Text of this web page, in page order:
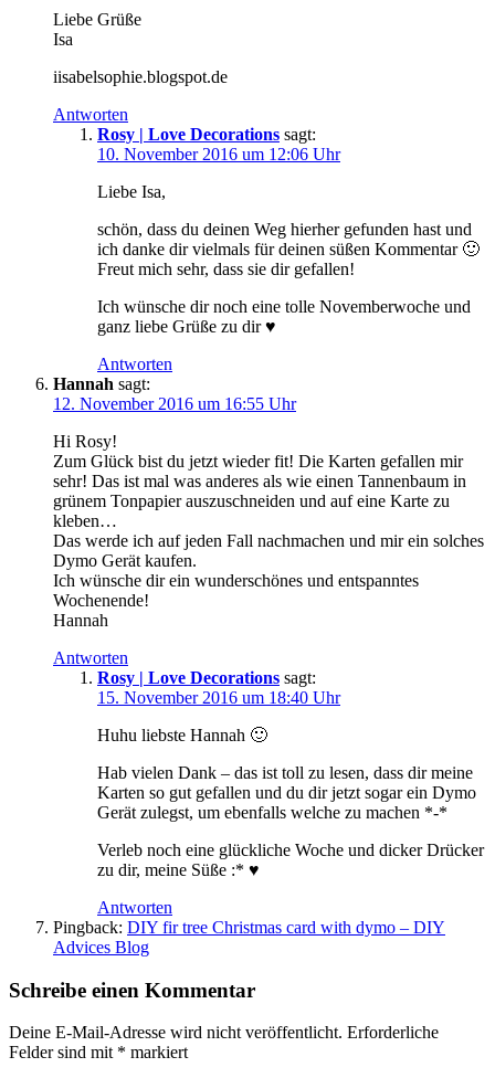
Liebe Grüße
Isa
iisabelsophie.blogspot.de
Antworten
Rosy | Love Decorations sagt:
10. November 2016 um 12:06 Uhr
Liebe Isa,
schön, dass du deinen Weg hierher gefunden hast und
ich danke dir vielmals für deinen süßen Kommentar 🙂
Freut mich sehr, dass sie dir gefallen!
Ich wünsche dir noch eine tolle Novemberwoche und
ganz liebe Grüße zu dir ♥
Antworten
Hannah sagt:
12. November 2016 um 16:55 Uhr
Hi Rosy!
Zum Glück bist du jetzt wieder fit! Die Karten gefallen mir
sehr! Das ist mal was anderes als wie einen Tannenbaum in
grünem Tonpapier auszuschneiden und auf eine Karte zu
kleben…
Das werde ich auf jeden Fall nachmachen und mir ein solches
Dymo Gerät kaufen.
Ich wünsche dir ein wunderschönes und entspanntes
Wochenende!
Hannah
Antworten
Rosy | Love Decorations sagt:
15. November 2016 um 18:40 Uhr
Huhu liebste Hannah 🙂
Hab vielen Dank – das ist toll zu lesen, dass dir meine
Karten so gut gefallen und du dir jetzt sogar ein Dymo
Gerät zulegst, um ebenfalls welche zu machen *-*
Verleb noch eine glückliche Woche und dicker Drücker
zu dir, meine Süße :* ♥
Antworten
Pingback: DIY fir tree Christmas card with dymo – DIY
Advices Blog
Schreibe einen Kommentar
Deine E-Mail-Adresse wird nicht veröffentlicht. Erforderliche
Felder sind mit * markiert